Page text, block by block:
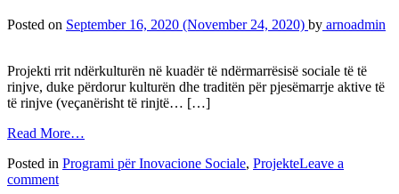
Posted on September 16, 2020 (November 24, 2020) by arnoadmin
Projekti rrit ndërkulturën në kuadër të ndërmarrësisë sociale të të
rinjve, duke përdorur kulturën dhe traditën për pjesëmarrje aktive të
të rinjve (veçanërisht të rinjtë… […]
Read More…
Posted in Programi për Inovacione Sociale, ProjekteLeave a
comment